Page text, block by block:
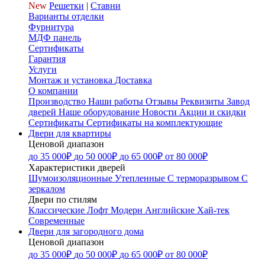
New Решетки | Ставни
Варианты отделки
Фурнитура
МДФ панель
Сертификаты
Гарантия
Услуги
Монтаж и установка Доставка
О компании
Производство Наши работы Отзывы Реквизиты Завод
дверей Наше оборудование Новости Акции и скидки
Сертификаты Сертификаты на комплектующие
Двери для квартиры
Ценовой диапазон
до 35 000₽ до 50 000₽ до 65 000₽ от 80 000₽
Характеристики дверей
Шумоизоляционные Утепленные С терморазрывом С
зеркалом
Двери по стилям
Классические Лофт Модерн Английские Хай-тек
Современные
Двери для загородного дома
Ценовой диапазон
до 35 000₽ до 50 000₽ до 65 000₽ от 80 000₽